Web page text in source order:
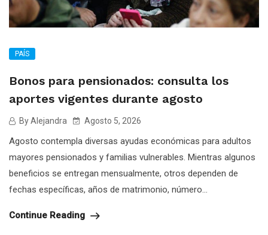
PAÍS
Bonos para pensionados: consulta los
aportes vigentes durante agosto
By Alejandra Agosto 5, 2026
Agosto contempla diversas ayudas económicas para adultos
mayores pensionados y familias vulnerables. Mientras algunos
beneficios se entregan mensualmente, otros dependen de
fechas específicas, años de matrimonio, número...
Continue Reading